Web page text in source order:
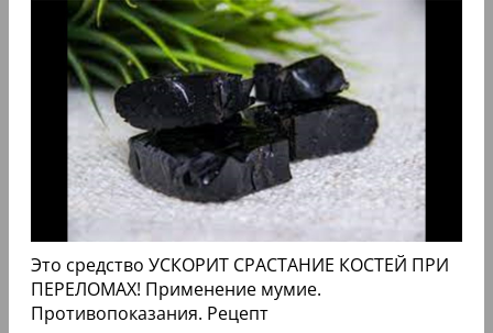
Это средство УСКОРИТ СРАСТАНИЕ КОСТЕЙ ПРИ
ПЕРЕЛОМАХ! Применение мумие.
Противопоказания. Рецепт